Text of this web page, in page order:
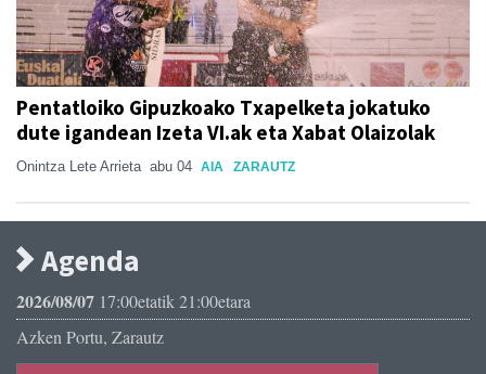
Pentatloiko Gipuzkoako Txapelketa jokatuko
dute igandean Izeta VI.ak eta Xabat Olaizolak
Onintza Lete Arrieta abu 04 AIA ZARAUTZ
Agenda
2026/08/07 17:00etatik 21:00etara
Azken Portu, Zarautz